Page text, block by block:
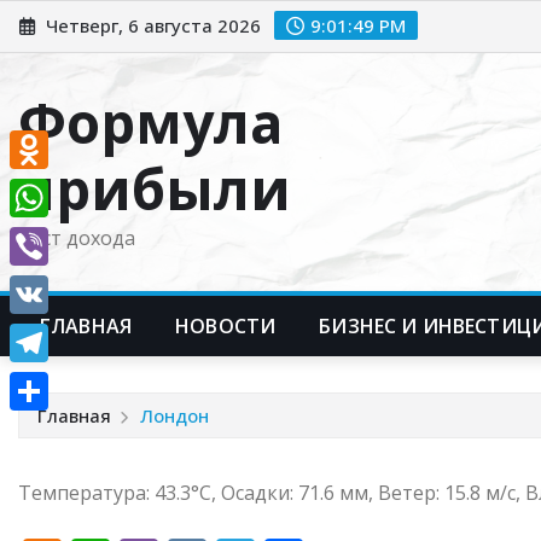
Перейти
к
Четверг, 6 августа 2026 9:01:50 PM
Формула
прибыли
Рост дохода
ГЛАВНАЯ НОВОСТИ БИЗНЕС И
Главная Лондон
Температура: 43.3°C, Осадки: 71.6 мм, Ветер: 15.8 м/с,
Odnoklassniki
WhatsApp
Viber
VK
Telegram
Отправить